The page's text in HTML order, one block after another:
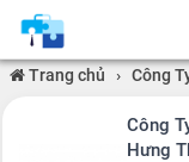
Trang chủ › Công
Công
Hưng